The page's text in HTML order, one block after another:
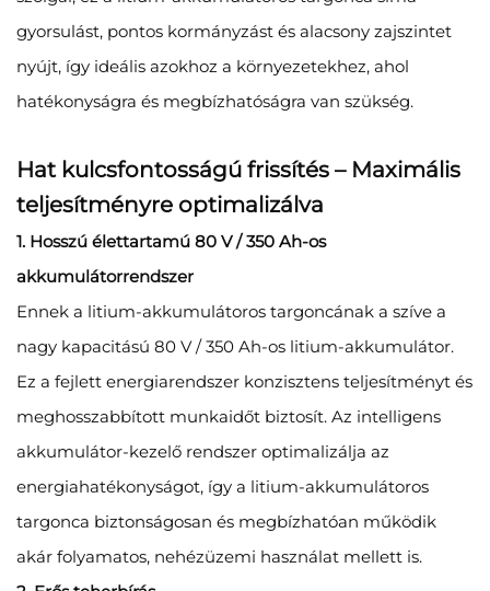
gyorsulást, pontos kormányzást és alacsony zajszintet
nyújt, így ideális azokhoz a környezetekhez, ahol
hatékonyságra és megbízhatóságra van szükség.
Hat kulcsfontosságú frissítés – Maximális
teljesítményre optimalizálva
1. Hosszú élettartamú 80 V / 350 Ah-os
akkumulátorrendszer
Ennek a litium-akkumulátoros targoncának a szíve a
nagy kapacitású 80 V / 350 Ah-os litium-akkumulátor.
Ez a fejlett energiarendszer konzisztens teljesítményt és
meghosszabbított munkaidőt biztosít. Az intelligens
akkumulátor-kezelő rendszer optimalizálja az
energiahatékonyságot, így a litium-akkumulátoros
targonca biztonságosan és megbízhatóan működik
akár folyamatos, nehézüzemi használat mellett is.